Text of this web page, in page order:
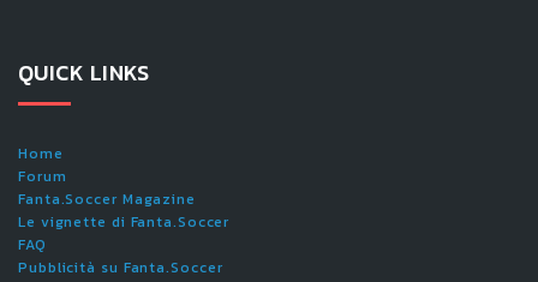
QUICK LINKS
Home
Forum
Fanta.Soccer Magazine
Le vignette di Fanta.Soccer
FAQ
Pubblicità su Fanta.Soccer